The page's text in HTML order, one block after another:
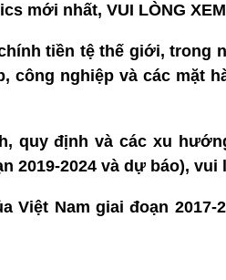
mới nhất, VUI LÒNG XEM
tiền tệ thế giới, trong
công nghiệp và các mặt
quy định và các xu
2024 và dự báo), vui
Việt Nam giai đoạn 2017-